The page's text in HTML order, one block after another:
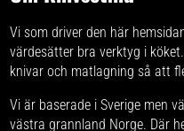
Vi som driver den här
värdesätter bra verktyg i
knivar och matlagning så att
Vi är baserade i Sverige men
västra grannland Norge. Där